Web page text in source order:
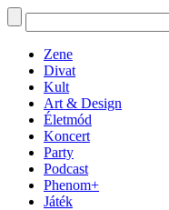
Zene
Divat
Kult
Art & Design
Életmód
Koncert
Party
Podcast
Phenom+
Játék